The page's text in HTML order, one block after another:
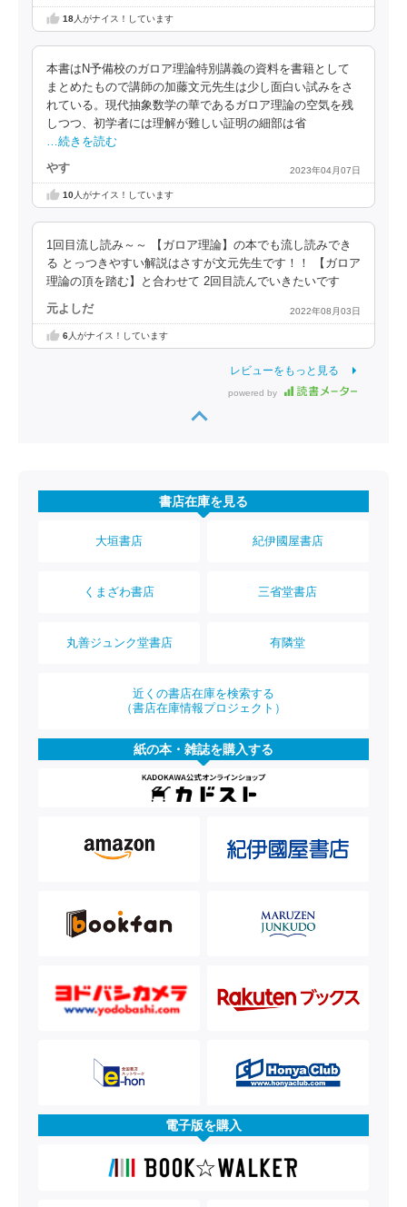
18人がナイス！しています
本書はN予備校のガロア理論特別講義の資料を書籍として
まとめたもので講師の加藤文元先生は少し面白い試みをさ
れている。現代抽象数学の華であるガロア理論の空気を残
しつつ、初学者には理解が難しい証明の細部は省
…続きを読む
やす 2023年04月07日
10人がナイス！しています
1回目流し読み～～ 【ガロア理論】の本でも流し読みでき
る とっつきやすい解説はさすが文元先生です！！ 【ガロア
理論の頂を踏む】と合わせて 2回目読んでいきたいです
元よしだ 2022年08月03日
6人がナイス！しています
レビューをもっと見る
powered by
書店在庫を見る
大垣書店 紀伊國屋書店
くまざわ書店 三省堂書店
丸善ジュンク堂書店 有隣堂
近くの書店在庫を検索する
（書店在庫情報プロジェクト）
紙の本・雑誌を購入する
電子版を購入